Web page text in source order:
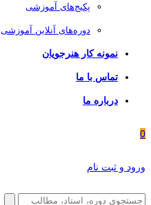
پکیج‌های آموزشی
دوره‌های آنلاین آموزشی
نمونه کار هنرجویان
تماس با ما
درباره ما
0
ورود و ثبت نام